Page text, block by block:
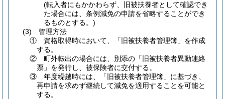
(転入者にもかかわらず、旧被扶養者として確認でき
た場合には、条例減免の申請を省略することができ
るものとする。)
(3) 管理方法
① 資格取得時において、「旧被扶養者管理簿」を作成
する。
② 町外転出の場合には、別添の「旧被扶養者異動連絡
票」を発行し、被保険者に交付する。
③ 年度繰越時には、「旧被扶養者管理簿」に基づき、
再申請を求めず継続して減免を適用することを可能と
する。